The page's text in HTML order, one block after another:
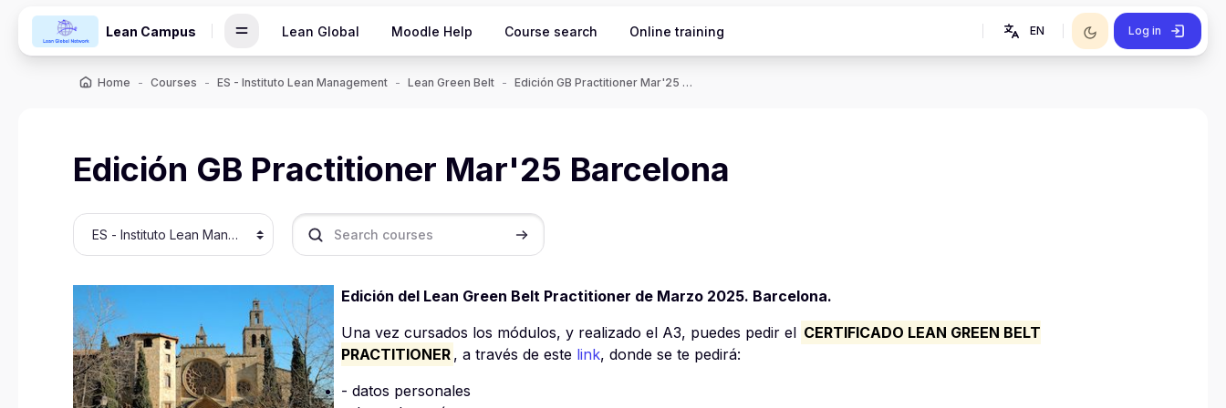
Lean Campus Lean Global Moodle Help Course search Online training EN Log in
Home Courses ES - Instituto Lean Management Lean Green Belt Edición GB Practitioner Mar'25 Barcelona
Edición GB Practitioner Mar'25 Barcelona
Course categories Search courses Search courses
Edición del Lean Green Belt Practitioner de Marzo 2025. Barcelona.
Una vez cursados los módulos, y realizado el A3, puedes pedir el CERTIFICADO LEAN GREEN BELT
PRACTITIONER , a través de este link, donde se te pedirá:
- datos personales